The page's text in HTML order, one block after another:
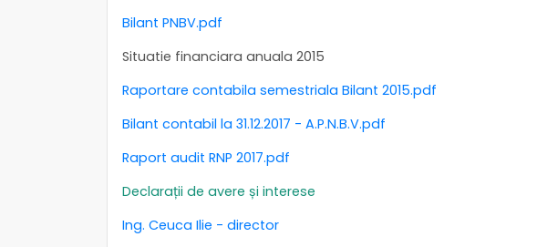
Bilant PNBV.pdf
Situatie financiara anuala 2015
Raportare contabila semestriala Bilant 2015.pdf
Bilant contabil la 31.12.2017 - A.P.N.B.V.pdf
Raport audit RNP 2017.pdf
Declarații de avere și interese
Ing. Ceuca Ilie - director